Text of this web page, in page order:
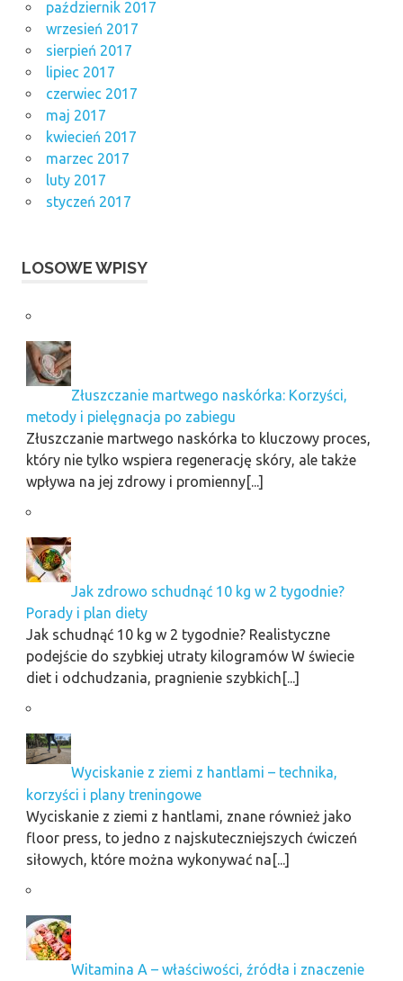
październik 2017
wrzesień 2017
sierpień 2017
lipiec 2017
czerwiec 2017
maj 2017
kwiecień 2017
marzec 2017
luty 2017
styczeń 2017
LOSOWE WPISY
Złuszczanie martwego naskórka: Korzyści,
metody i pielęgnacja po zabiegu
Złuszczanie martwego naskórka to kluczowy proces,
który nie tylko wspiera regenerację skóry, ale także
wpływa na jej zdrowy i promienny[...]
Jak zdrowo schudnąć 10 kg w 2 tygodnie?
Porady i plan diety
Jak schudnąć 10 kg w 2 tygodnie? Realistyczne
podejście do szybkiej utraty kilogramów W świecie
diet i odchudzania, pragnienie szybkich[...]
Wyciskanie z ziemi z hantlami – technika,
korzyści i plany treningowe
Wyciskanie z ziemi z hantlami, znane również jako
floor press, to jedno z najskuteczniejszych ćwiczeń
siłowych, które można wykonywać na[...]
Witamina A – właściwości, źródła i znaczenie